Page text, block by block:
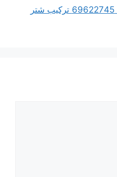
فني شتر والمنيوم هدية 69622745 تركيب شتر